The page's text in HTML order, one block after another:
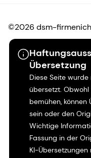
Übersetzung
Diese Seite
übersetzt.
bemühen, können
sein oder den
Wichtige
Fassung in der
KI-
©2026 dsm-
Hinweis zum
Bedingungen für die
Bedingungen und
Kalifornien-